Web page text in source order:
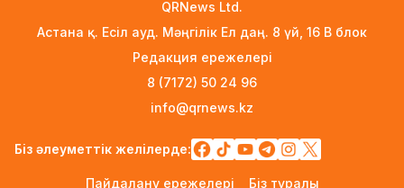
1 күн бұрын
«Қазақтелекомның» екі қызметкері жұмыс
кезінде қаза тапты
Трамп АҚШ-та туғандарға автоматты түрде
QRNews Ltd.
Астана қ. Есіл ауд. Мәңгілік Ел даң. 8 үй, 16 B блок
Редакция ережелері
8 (7172) 50 24 96
info@qrnews.kz
Біз әлеуметтік желілерде:
Пайдалану ережелері Біз туралы